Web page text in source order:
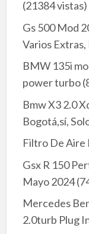
(21384 vistas)
Gs 500 Mod
Varios Extras,
BMW 135i
power turbo
Bmw X3 2.0
Bogotá,sí,
Filtro De Aire
Gsx R 150
Mayo 2024
Mercedes
2.0turb Plug